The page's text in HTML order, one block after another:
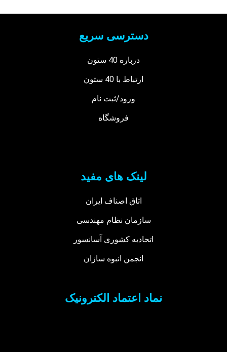
دسترسی سریع
درباره 40 ستون
ارتباط با 40 ستون
ورود/ثبت نام
فروشگاه
لینک های مفید
اتاق اصناف ایران
سازمان نظام مهندسی
اتحادیه کشوری آسانسور
انجمن انبوه سازان
نماد اعتماد الکترونیک